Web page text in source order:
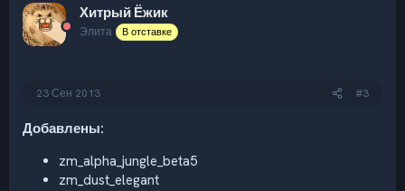
ц
и
и
Хитрый Ёжик
Элита В отставке
23 Сен 2013 #3
Добавлены:
zm_alpha_jungle_beta5
zm_dust_elegant